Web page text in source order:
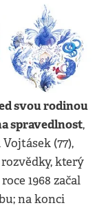
svou rodinou
spravedlnost,
(77),
který
1968 začal
na konci